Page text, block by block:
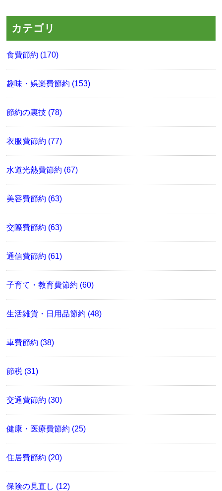
カテゴリ
食費節約 (170)
趣味・娯楽費節約 (153)
節約の裏技 (78)
衣服費節約 (77)
水道光熱費節約 (67)
美容費節約 (63)
交際費節約 (63)
通信費節約 (61)
子育て・教育費節約 (60)
生活雑貨・日用品節約 (48)
車費節約 (38)
節税 (31)
交通費節約 (30)
健康・医療費節約 (25)
住居費節約 (20)
保険の見直し (12)